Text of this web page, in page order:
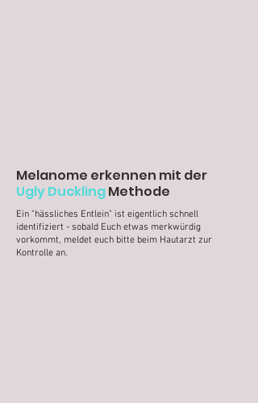
Melanome erkennen mit der
Ugly DucklingMethode
Ein "hässliches Entlein" ist eigentlich schnell
identifiziert - sobald Euch etwas merkwürdig
vorkommt, meldet euch bitte beim Hautarzt zur
Kontrolle an.